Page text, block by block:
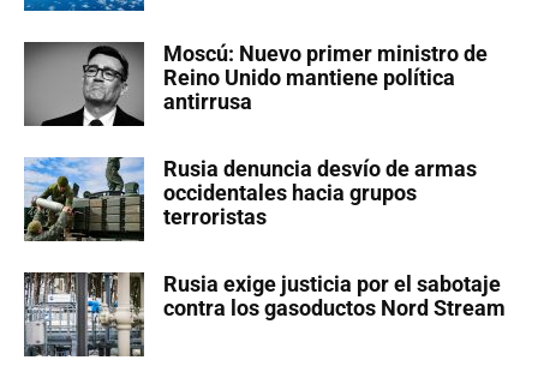
Moscú: Nuevo primer ministro de
Reino Unido mantiene política
antirrusa
Rusia denuncia desvío de armas
occidentales hacia grupos
terroristas
Rusia exige justicia por el sabotaje
contra los gasoductos Nord Stream